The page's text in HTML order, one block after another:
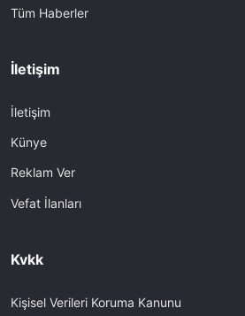
Tüm Haberler
İletişim
İletişim
Künye
Reklam Ver
Vefat İlanları
Kvkk
Kişisel Verileri Koruma Kanunu